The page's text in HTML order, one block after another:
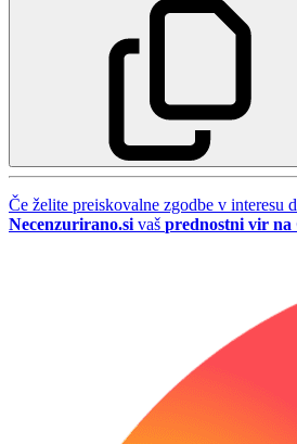
Če želite preiskovalne zgodbe v interesu
Necenzurirano.si vaš prednostni vir na